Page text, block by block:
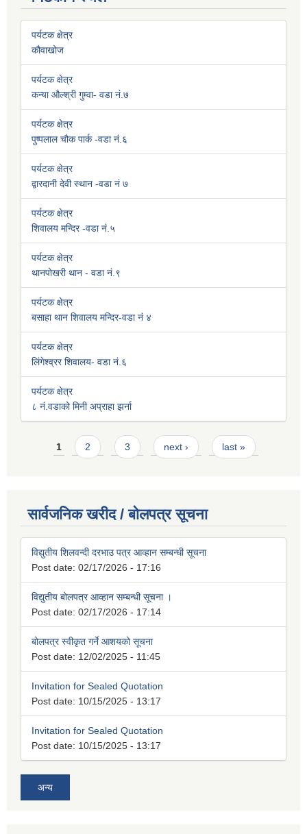
पर्यटक क्षेत्र
कौवाखोज
पर्यटक क्षेत्र
कन्या औल्श्री गुम्वा- वडा नं.७
पर्यटक क्षेत्र
पुष्पलाल चौक पार्क -वडा नं.६
पर्यटक क्षेत्र
द्वारदानी देवी स्थान -वडा नं ७
पर्यटक क्षेत्र
शिवालय मन्दिर -वडा नं.५
पर्यटक क्षेत्र
थानपोखरी थान - वडा नं.९
पर्यटक क्षेत्र
बसाहा थान शिवालय मन्दिर-वडा नं ४
पर्यटक क्षेत्र
लिंगेश्व्रर शिवालय- वडा नं.६
पर्यटक क्षेत्र
८ नं.वडाको मिनी अप्राहा झर्ना
Pages
1 2 3 next › last »
सार्वजनिक खरीद / बोलपत्र सूचना
विद्युतीय शिलवन्दी दरभाउ पत्र आव्हान सम्बन्धी सूचना
Post date: 02/17/2026 - 17:16
विद्युतीय बोलपत्र आव्हान सम्बन्धी सूचना ।
Post date: 02/17/2026 - 17:14
बोलपत्र स्वीकृत गर्ने आशयको सूचना
Post date: 12/02/2025 - 11:45
Invitation for Sealed Quotation
Post date: 10/15/2025 - 13:17
Invitation for Sealed Quotation
Post date: 10/15/2025 - 13:17
अन्य